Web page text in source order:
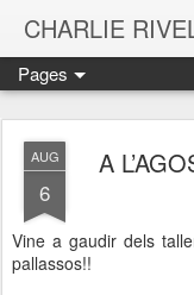
CHARLIE
Pages
AUG
6
A
Vine a gaudir dels
pallassos!!